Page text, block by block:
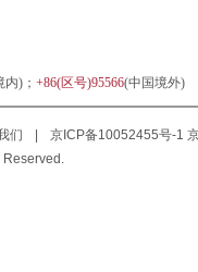
)； +86(区号)95566(中国境外)
们 京ICP备10052455号-1
Reserved.